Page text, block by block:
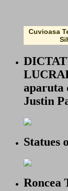
Cuvioasa
aparuta
Justin
Statues
Roncea